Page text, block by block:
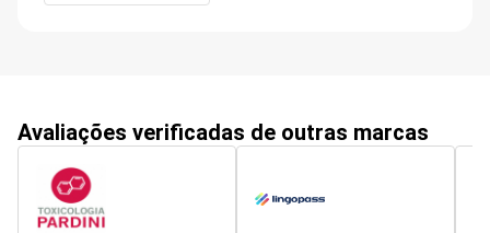
Avaliações verificadas de outras marcas